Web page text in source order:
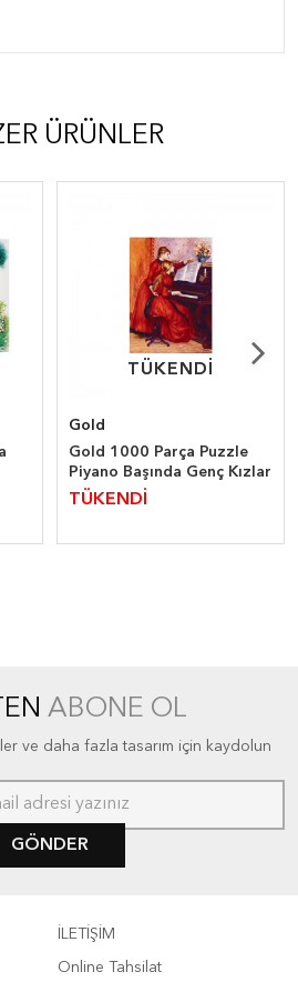
ÜRÜNLER
TÜKENDİ
TÜKENDİ
Gold
Gold 1000 Parça Puzzle
Piyano Başında Genç Kızlar
TÜKENDİ
ABONE OL
ve daha fazla tasarım için kaydolun
GÖNDER
İLETİŞİM
Online Tahsilat